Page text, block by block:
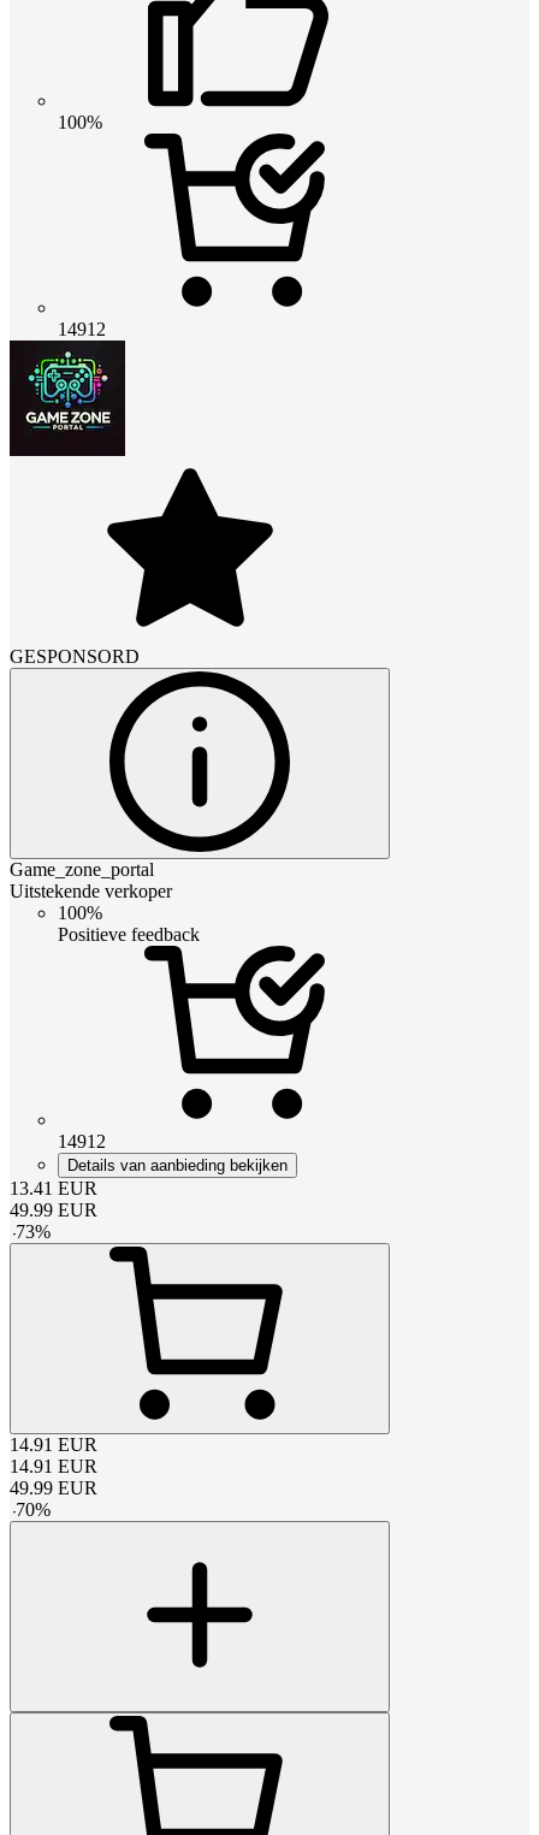
100%
14912
GESPONSORD
Game_zone_portal
Uitstekende verkoper
100%
Positieve feedback
14912
Details van aanbieding bekijken
13.41 EUR
49.99 EUR
-73%
14.91 EUR
14.91 EUR
49.99 EUR
-70%